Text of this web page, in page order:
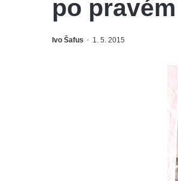
po
Ivo Šafus 1. 5. 2015